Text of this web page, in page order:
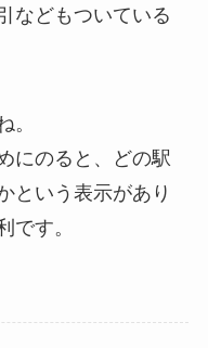
などもついている
。
にのると、どの駅
という表示があり
です。